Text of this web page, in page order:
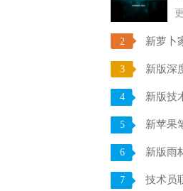
2
3
4
5
6
7